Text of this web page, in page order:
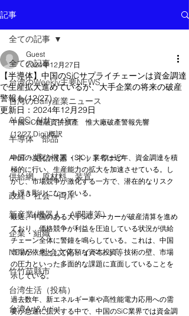
記事
全ての記事
台湾のWeekly主要NEWS
台湾のDaily産業ニュース
AI DC, AIサーバー
半導体 部品
AIoT・通信機器・ネットワーク
供給網 原材料 装置
政経・社会・両岸
新産業(機器人、AI関連等)
企業・組織
NEWS・社会文化・イベント等
竹竹苗縣市
台湾生活（投稿）
台湾Art&Artist
全ての記事
【半導体】中国のSiCサプライチェーンは資金調達
で生産拡大進めているが、大手企業の将来の破産
警報も(12/27)
Guest
2024年12月27日
更新日： 2024年12月29日
中國SiC鏈融資拚擴產　惟大廠破產警報先響
(12/27,Digi)概訳
中国の炭化ケイ素（SiC）業者は近年、資金調達を積
極的に行い、生産能力の拡大を加速させている。し
かし、市場競争が激化する一方で、潜在的なリスク
も浮き彫りになっている。
最近、中国のある大手SiCメーカーが破産清算を進め
ており、価格競争が利益を圧迫している状況が供給
チェーン全体に警鐘を鳴らしている。これは、中国
市場が依然として高額な資本投資、技術の壁、市場
の圧力といった多面的な課題に直面していることを
示している。
過去数年、新エネルギー車や高性能電力応用への需
要が急速に拡大する中で、中国のSiC業界では資金調